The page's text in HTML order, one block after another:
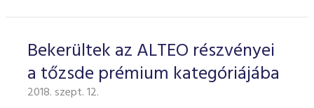
Bekerültek az ALTEO részvényei
a tőzsde prémium kategóriájába
2018. szept. 12.